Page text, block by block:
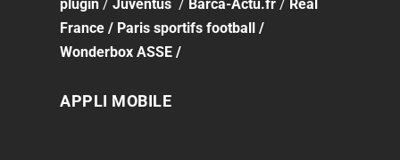
plugin /Juventus / Barca-Actu.fr / Real
France / Paris sportifs football /
Wonderbox ASSE /
APPLI MOBILE